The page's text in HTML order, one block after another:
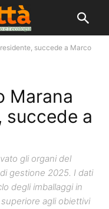
succede a Marco
Marana
succede a
gli organi del
gestione 2025. I dati
degli imballaggi in
agli obiettivi